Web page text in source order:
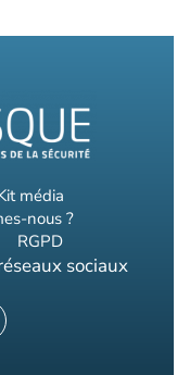
média
nous ?
RGPD
sociaux